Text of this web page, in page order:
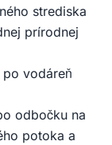
strediska
prírodnej
vodáreň
odbočku na
potoka a